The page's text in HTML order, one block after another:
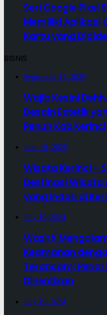
Seri Google Pixel
Memiliki Aplikasi
Kartu yang
BISNIS
September 11, 2025
Wajib Kesini
Desain Estetik
Penuh Kab Kerinci
June 10, 2025
Wisata Kerinci –
Destinasi Wisata
yang Indah di
July 19, 2024
WazirX
Keamanan
Terancam;
Dihentikan
July 19, 2024